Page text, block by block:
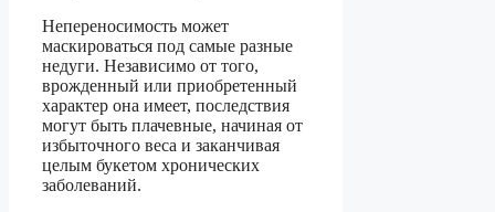
Непереносимость может
маскироваться под самые разные
недуги. Независимо от того,
врожденный или приобретенный
характер она имеет, последствия
могут быть плачевные, начиная от
избыточного веса и заканчивая
целым букетом хронических
заболеваний.